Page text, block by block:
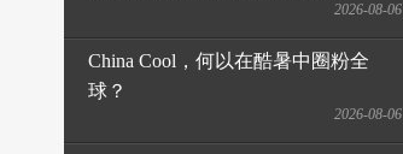
2026-08-06
China Cool，何以在酷暑中圈粉全
球？
2026-08-06